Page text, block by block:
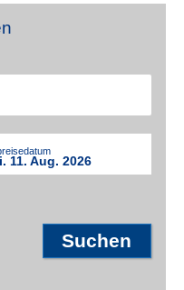
11. Aug. 2026